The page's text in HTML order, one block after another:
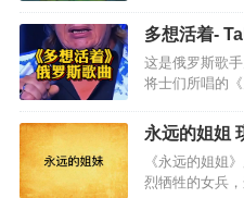
握大地右手握
匆兑换成了年
啊左手一弹指
烦恼能开…
承，拥有自身
故事，为观众
的人类，都是
从海的此岸出
相遇，有时分
的世界。亚历
还穿透灵魂，
多想活着-
这是俄罗斯歌
将士们所唱的
全场起立。每
是什么明星、
和前途。如泣
你知道吗 多想
永远的姐姐
《永远的姐姐
烈牺牲的女兵